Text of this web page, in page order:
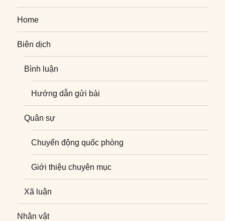
Home
Biên dịch
Bình luận
Hướng dẫn gửi bài
Quân sự
Chuyển động quốc phòng
Giới thiệu chuyên mục
Xã luận
Nhân vật